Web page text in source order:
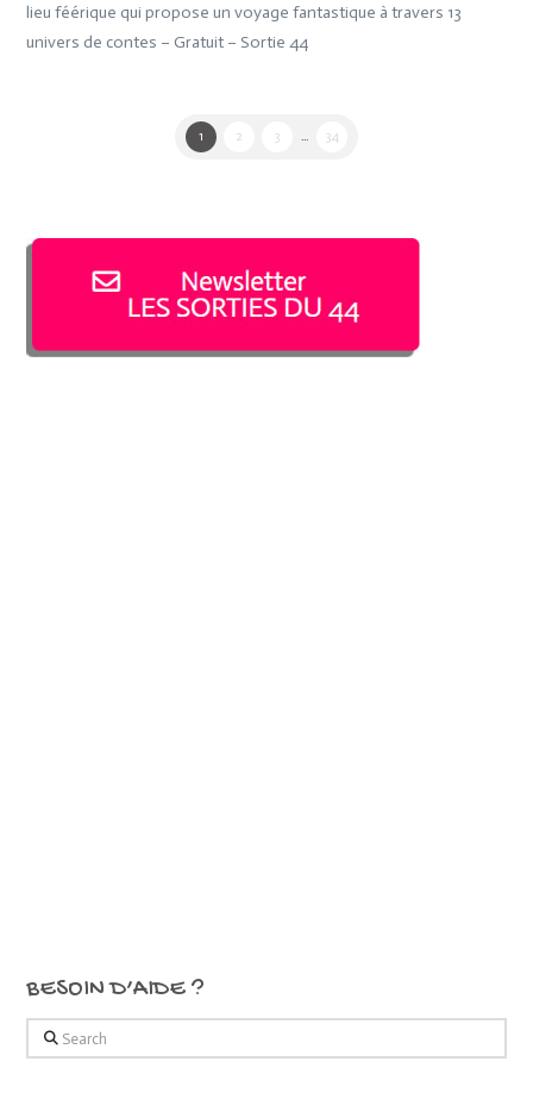
lieu féérique qui propose un voyage fantastique à travers 13
univers de contes – Gratuit – Sortie 44
1 2 3 ... 34
BESOIN D’AIDE ?
Search